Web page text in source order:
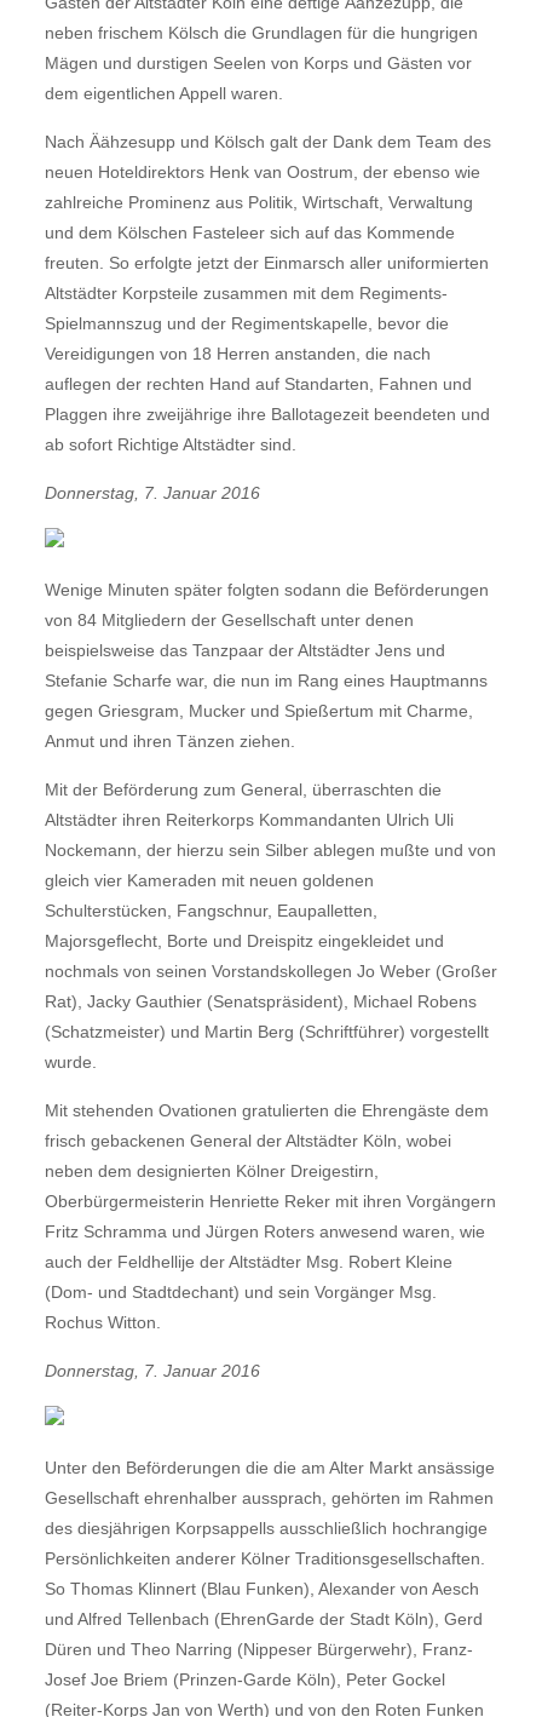
neben frischem Kölsch die Grundlagen für die hungrigen
Mägen und durstigen Seelen von Korps und Gästen vor
dem eigentlichen Appell waren.
Nach Äähzesupp und Kölsch galt der Dank dem Team des
neuen Hoteldirektors Henk van Oostrum, der ebenso wie
zahlreiche Prominenz aus Politik, Wirtschaft, Verwaltung
und dem Kölschen Fasteleer sich auf das Kommende
freuten. So erfolgte jetzt der Einmarsch aller uniformierten
Altstädter Korpsteile zusammen mit dem Regiments-
Spielmannszug und der Regimentskapelle, bevor die
Vereidigungen von 18 Herren anstanden, die nach
auflegen der rechten Hand auf Standarten, Fahnen und
Plaggen ihre zweijährige ihre Ballotagezeit beendeten und
ab sofort Richtige Altstädter sind.
Donnerstag, 7. Januar 2016
Wenige Minuten später folgten sodann die Beförderungen
von 84 Mitgliedern der Gesellschaft unter denen
beispielsweise das Tanzpaar der Altstädter Jens und
Stefanie Scharfe war, die nun im Rang eines Hauptmanns
gegen Griesgram, Mucker und Spießertum mit Charme,
Anmut und ihren Tänzen ziehen.
Mit der Beförderung zum General, überraschten die
Altstädter ihren Reiterkorps Kommandanten Ulrich Uli
Nockemann, der hierzu sein Silber ablegen mußte und von
gleich vier Kameraden mit neuen goldenen
Schulterstücken, Fangschnur, Eaupalletten,
Majorsgeflecht, Borte und Dreispitz eingekleidet und
nochmals von seinen Vorstandskollegen Jo Weber (Großer
Rat), Jacky Gauthier (Senatspräsident), Michael Robens
(Schatzmeister) und Martin Berg (Schriftführer) vorgestellt
wurde.
Mit stehenden Ovationen gratulierten die Ehrengäste dem
frisch gebackenen General der Altstädter Köln, wobei
neben dem designierten Kölner Dreigestirn,
Oberbürgermeisterin Henriette Reker mit ihren Vorgängern
Fritz Schramma und Jürgen Roters anwesend waren, wie
auch der Feldhellije der Altstädter Msg. Robert Kleine
(Dom- und Stadtdechant) und sein Vorgänger Msg.
Rochus Witton.
Donnerstag, 7. Januar 2016
Unter den Beförderungen die die am Alter Markt ansässige
Gesellschaft ehrenhalber aussprach, gehörten im Rahmen
des diesjährigen Korpsappells ausschließlich hochrangige
Persönlichkeiten anderer Kölner Traditionsgesellschaften.
So Thomas Klinnert (Blau Funken), Alexander von Aesch
und Alfred Tellenbach (EhrenGarde der Stadt Köln), Gerd
Düren und Theo Narring (Nippeser Bürgerwehr), Franz-
Josef Joe Briem (Prinzen-Garde Köln), Peter Gockel
(Reiter-Korps Jan von Werth) und von den Roten Funken